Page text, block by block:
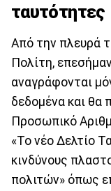
ταυτότητες
Από την πλευρά
Πολίτη,
αναγράφονται
δεδομένα και θα
Προσωπικό
«Το νέο Δελτίο
κινδύνους
πολιτών» όπως